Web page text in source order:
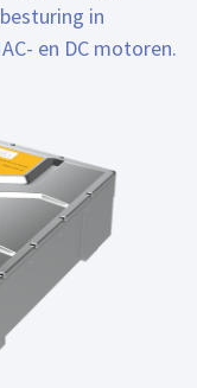
in
en DC motoren.